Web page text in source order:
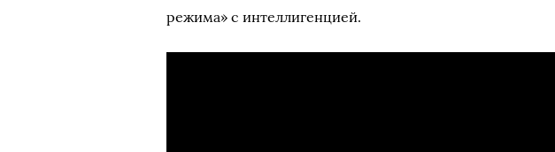
режима» с интеллигенцией.